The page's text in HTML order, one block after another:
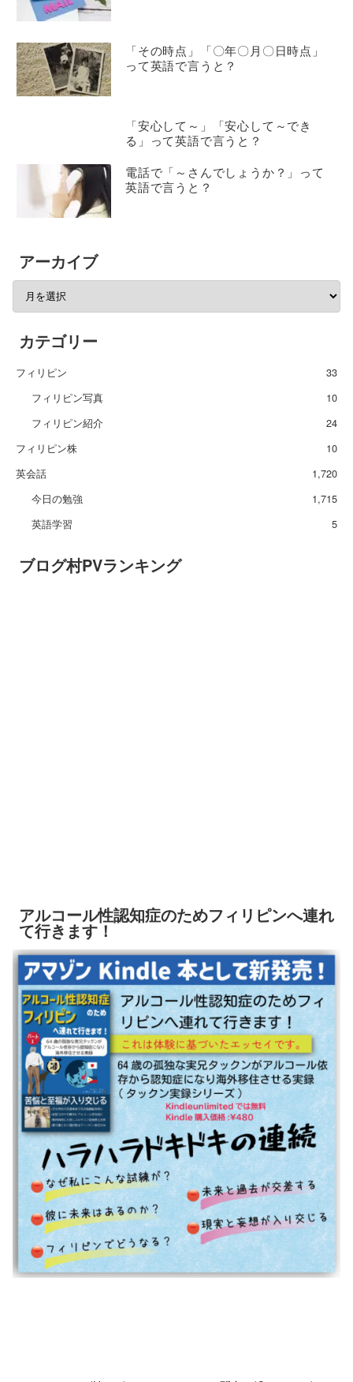
「その時点」「〇年〇月〇日時点」
って英語で言うと？
「安心して～」「安心して～でき
る」って英語で言うと？
電話で「～さんでしょうか？」って
英語で言うと？
アーカイブ
カテゴリー
フィリピン
33
フィリピン写真
10
フィリピン紹介
24
フィリピン株
10
英会話
1,720
今日の勉強
1,715
英語学習
5
ブログ村PVランキング
アルコール性認知症のためフィリピンへ連れ
て行きます！